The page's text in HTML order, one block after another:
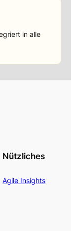
in alle
Nützliches
Agile Insights